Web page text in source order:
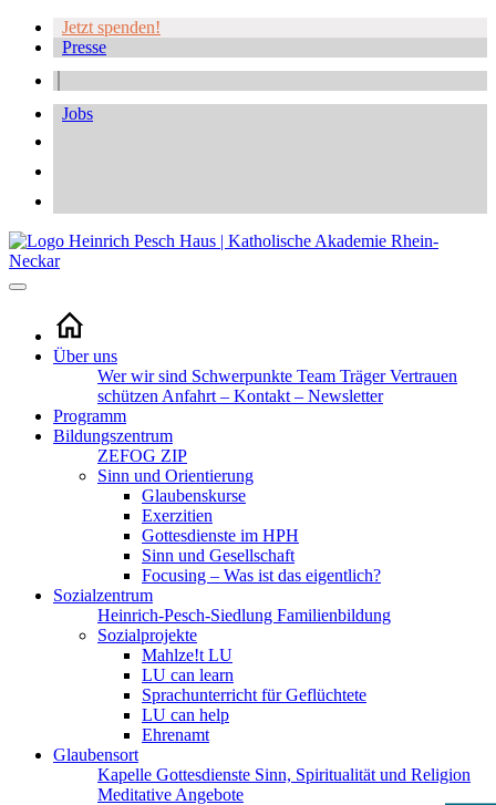
Jetzt spenden!
Presse
Jobs
Über uns
Wer wir sind Schwerpunkte Team TrägerVertrauen
schützen Anfahrt – Kontakt – Newsletter
Programm
Bildungszentrum
ZEFOG ZIP
Sinn und Orientierung
Glaubenskurse
Exerzitien
Gottesdienste im HPH
Sinn und Gesellschaft
Focusing – Was ist das eigentlich?
Sozialzentrum
Heinrich-Pesch-Siedlung Familienbildung
Sozialprojekte
Mahlze!t LU
LU can learn
Sprachunterricht für Geflüchtete
LU can help
Ehrenamt
Glaubensort
Kapelle Gottesdienste Sinn, Spiritualität und Religion
Meditative Angebote